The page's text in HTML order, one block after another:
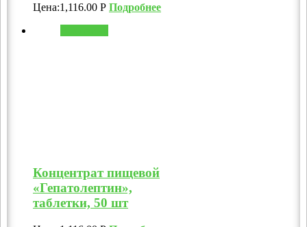
Цена:1,116.00 Р Подробнее
Концентрат пищевой
«Гепатолептин»,
таблетки, 50 шт